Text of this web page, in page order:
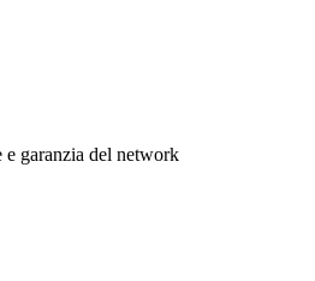
e garanzia del network